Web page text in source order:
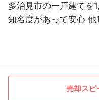
多治見市の一戸建て
知名度があって安心 他
売却スピ